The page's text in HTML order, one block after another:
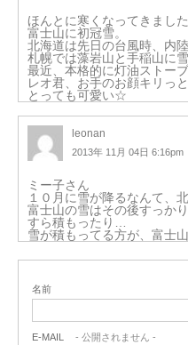
ほんとに寒くなってきました
富士山に初冠雪。
北海道は先日の台風時、内
札幌では藻岩山と手稲山に
最近、本格的に灯油ストー
レオ君、お手のお顔キリっ
とっても可愛い☆
leonan
2013年 11月 04日 6:16pm
ミー子さん
１０月に雪が降るなんて、
富士山の雪はその後すっか
すら積もったり…
雪が積もってる方が、富士
名前
E-MAIL - 公開されません -